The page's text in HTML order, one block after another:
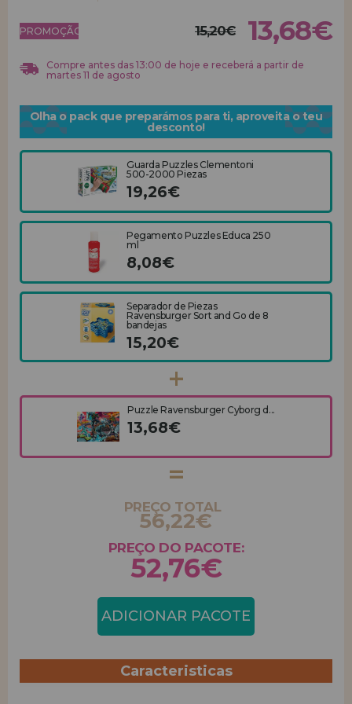
REGISTRO DE REVENDEDOR
PROMOÇÃO! 15,20€ 13,68€
Compre antes das 13:00 de hoje e receberá a partir de
martes 11 de agosto
Olha o pack que preparámos para ti, aproveita o teu
desconto!
Guarda Puzzles Clementoni
500-2000 Piezas
19,26€
Pegamento Puzzles Educa 250
ml
8,08€
Separador de Piezas
Ravensburger Sort and Go de 8
bandejas
15,20€
Puzzle Ravensburger Cyborg d...
13,68€
PREÇO TOTAL
56,22€
PREÇO DO PACOTE:
52,76€
ADICIONAR PACOTE
Caracteristicas